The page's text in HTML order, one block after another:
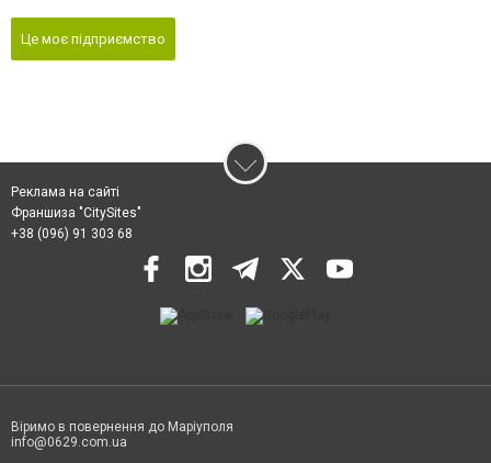
Це моє підприємство
Реклама на сайті
Франшиза "CitySites"
+38 (096) 91 303 68
Віримо в повернення до Маріуполя
info@0629.com.ua